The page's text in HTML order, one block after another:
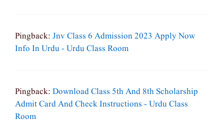
Pingback: Jnv Class 6 Admission 2023 Apply Now
Info In Urdu - Urdu Class Room
Pingback: Download Class 5th And 8th Scholarship
Admit Card And Check Instructions - Urdu Class
Room